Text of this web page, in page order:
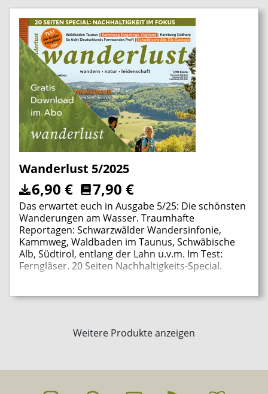
Wanderlust 5/2025
6,90 € 7,90 €
Das erwartet euch in Ausgabe 5/25: Die schönsten
Wanderungen am Wasser. Traumhafte
Reportagen: Schwarzwälder Wandersinfonie,
Kammweg, Waldbaden im Taunus, Schwäbische
Alb, Südtirol, entlang der Lahn u.v.m. Im Test:
Ferngläser. 20 Seiten Nachhaltigkeits-Special.
Weitere Produkte anzeigen